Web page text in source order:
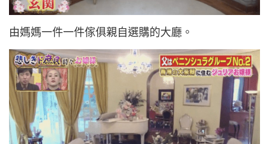
由媽媽一件一件傢俱親自選購的大廳。